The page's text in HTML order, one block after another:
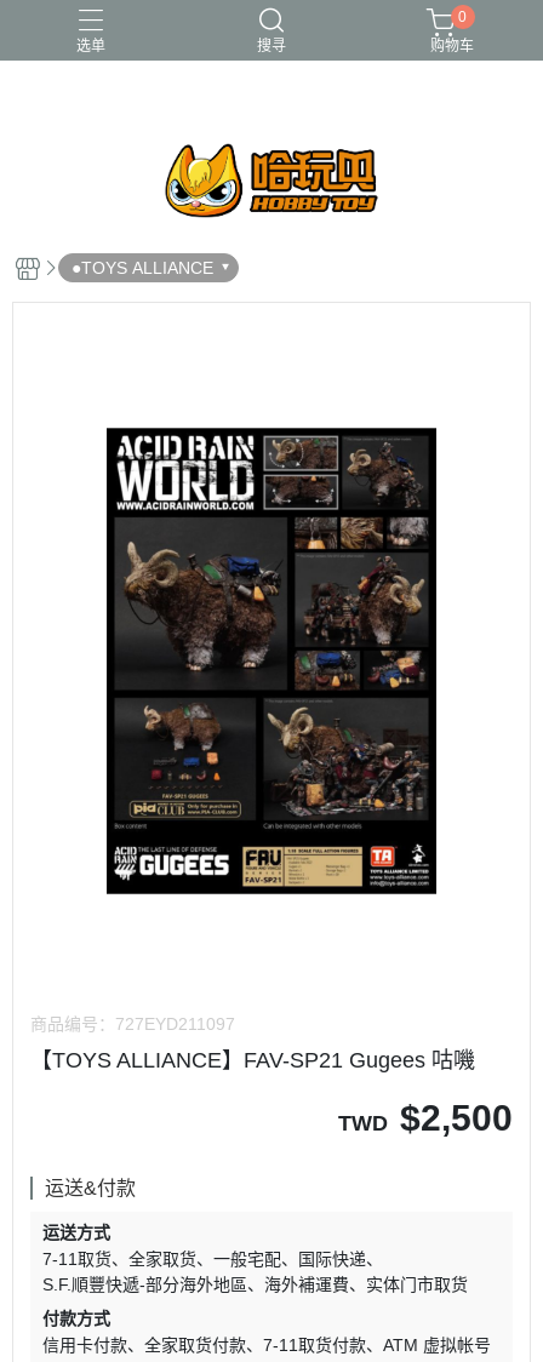
选单 搜寻
RE-MENT 中古二手品
庫柏力克Be@rbrick
0
购物车
●TOYS ALLIANCE
商品编号： 727EYD211097
【TOYS ALLIANCE】FAV-SP21 Gugees 咕嘰
TWD $2,500
运送&付款
运送方式
7-11取货
全家取货 一般宅配
国际快递
S.F.順豐快遞-部分海外地區
海外補運費
实体门市取货
付款方式
信用卡付款
全家取货付款 7-11取货付款 ATM 虚拟帐号